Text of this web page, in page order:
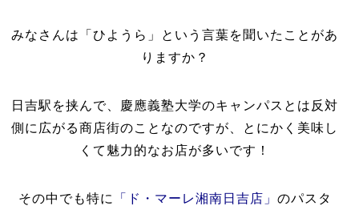
みなさんは「ひようら」という言葉を聞いたことがあ
りますか？
日吉駅を挟んで、慶應義塾大学のキャンパスとは反対
側に広がる商店街のことなのですが、とにかく美味し
くて魅力的なお店が多いです！
その中でも特に 「ド・マーレ湘南日吉店」 のパスタ